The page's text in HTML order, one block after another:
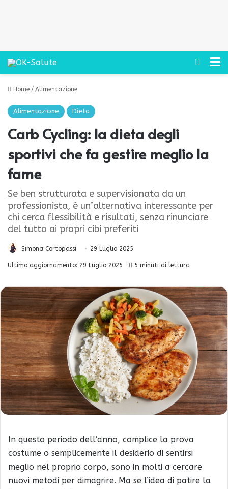
Cerca
Home / Alimentazione
Alimentazione Dieta
Carb Cycling: la dieta degli
sportivi che fa gestire meglio la
fame
Se ben strutturata e supervisionata da un
professionista, è un’alternativa interessante per
chi cerca flessibilità e risultati, senza rinunciare
del tutto ai propri cibi preferiti
Simona Cortopassi 29 Luglio 2025
Ultimo aggiornamento: 29 Luglio 2025 5 minuti di lettura
In questo periodo dell’anno, complice la prova
costume o semplicemente il desiderio di sentirsi
meglio nel proprio corpo, sono in molti a cercare
nuovi metodi per dimagrire. Ma se l’idea di patire la